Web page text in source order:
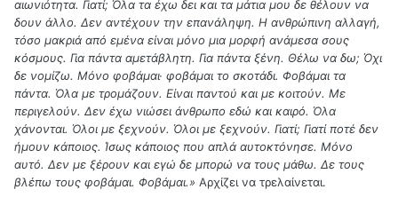
αιωνιότητα. Γιατί; Όλα τα έχω δει και τα μάτια μου δε θέλουν να
δουν άλλο. Δεν αντέχουν την επανάληψη. Η ανθρώπινη αλλαγή,
τόσο μακριά από εμένα είναι μόνο μια μορφή ανάμεσα σους
κόσμους. Για πάντα αμετάβλητη. Για πάντα ξένη. Θέλω να δω; Όχι
δε νομίζω. Μόνο φοβάμαι· φοβάμαι το σκοτάδι. Φοβάμαι τα
πάντα. Όλα με τρομάζουν. Είναι παντού και με κοιτούν. Με
περιγελούν. Δεν έχω νιώσει άνθρωπο εδώ και καιρό. Όλα
χάνονται. Όλοι με ξεχνούν. Όλοι με ξεχνούν. Γιατί; Γιατί ποτέ δεν
ήμουν κάποιος. Ίσως κάποιος που απλά αυτοκτόνησε. Μόνο
αυτό. Δεν με ξέρουν και εγώ δε μπορώ να τους μάθω. Δε τους
βλέπω τους φοβάμαι. Φοβάμαι.» Αρχίζει να τρελαίνεται.